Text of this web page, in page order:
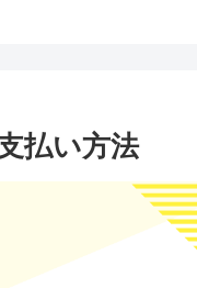
払い方法